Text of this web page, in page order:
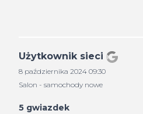
Użytkownik sieci
8 października 2024 09:30
Salon - samochody nowe
5 gwiazdek